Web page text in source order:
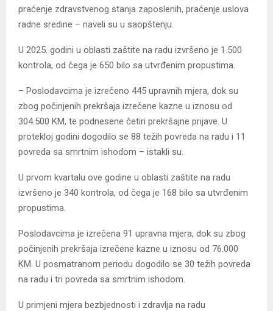
praćenje zdravstvenog stanja zaposlenih, praćenje uslova
radne sredine – naveli su u saopštenju.
U 2025. godini u oblasti zaštite na radu izvršeno je 1.500
kontrola, od čega je 650 bilo sa utvrđenim propustima.
– Poslodavcima je izrečeno 445 upravnih mjera, dok su
zbog počinjenih prekršaja izrečene kazne u iznosu od
304.500 KM, te podnesene četiri prekršajne prijave. U
protekloj godini dogodilo se 88 težih povreda na radu i 11
povreda sa smrtnim ishodom – istakli su.
U prvom kvartalu ove godine u oblasti zaštite na radu
izvršeno je 340 kontrola, od čega je 168 bilo sa utvrđenim
propustima.
Poslodavcima je izrečena 91 upravna mjera, dok su zbog
počinjenih prekršaja izrečene kazne u iznosu od 76.000
KM. U posmatranom periodu dogodilo se 30 težih povreda
na radu i tri povreda sa smrtnim ishodom.
U primjeni mjera bezbjednosti i zdravlja na radu